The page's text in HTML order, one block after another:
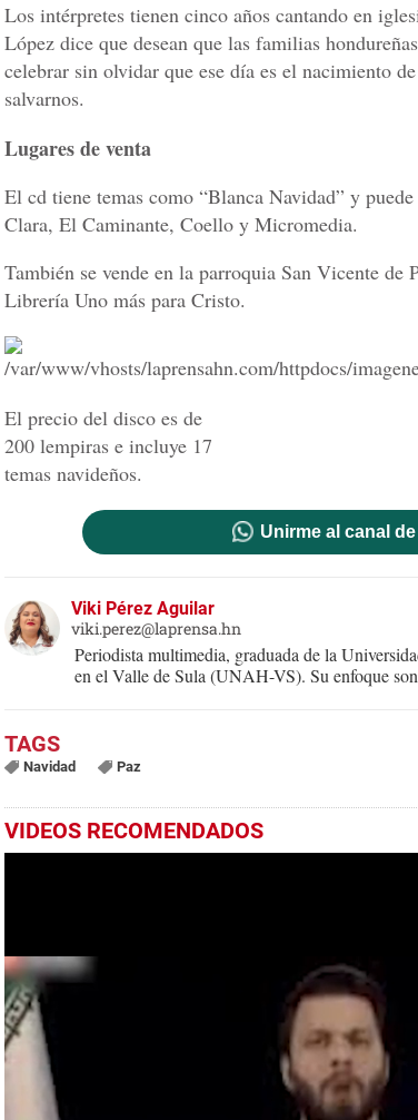
Los intérpretes tienen cinco años cantando en
López dice que desean que las familias
celebrar sin olvidar que ese día es el nacimiento
salvarnos.
Lugares de venta
El cd tiene temas como “Blanca Navidad” y
Clara, El Caminante, Coello y Micromedia.
También se vende en la parroquia San Vicente de
Librería Uno más para Cristo.
El precio del disco es de
200 lempiras e incluye 17
temas navideños.
Unirme al canal
Viki Pérez Aguilar
viki.perez@laprensa.hn
Periodista multimedia, graduada de la
en el Valle de Sula (UNAH-VS). Su enfoque
Navidad Paz
VIDEOS RECOMENDADOS